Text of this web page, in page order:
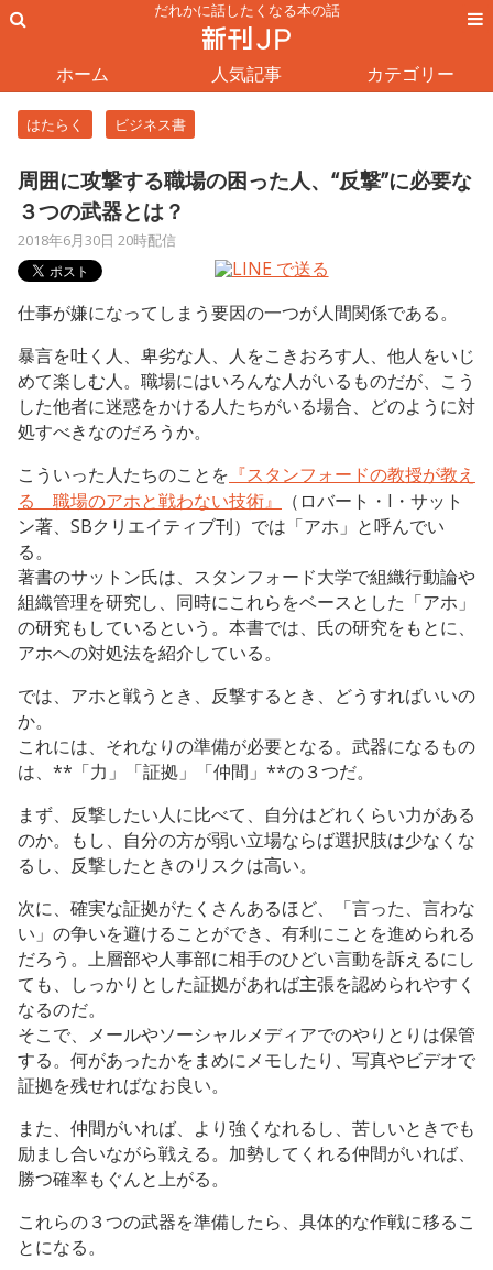
だれかに話したくなる本の話
ホーム 人気記事 カテゴリー
はたらく ビジネス書
周囲に攻撃する職場の困った人、“反撃”に必要な
３つの武器とは？
2018年6月30日 20時配信
仕事が嫌になってしまう要因の一つが人間関係である。
暴言を吐く人、卑劣な人、人をこきおろす人、他人をいじ
めて楽しむ人。職場にはいろんな人がいるものだが、こう
した他者に迷惑をかける人たちがいる場合、どのように対
処すべきなのだろうか。
こういった人たちのことを 『スタンフォードの教授が教え
る 職場のアホと戦わない技術』
（ロバート・I・サット
ン著、SBクリエイティブ刊）では「アホ」と呼んでい
る。
著書のサットン氏は、スタンフォード大学で組織行動論や
組織管理を研究し、同時にこれらをベースとした「アホ」
の研究もしているという。本書では、氏の研究をもとに、
アホへの対処法を紹介している。
では、アホと戦うとき、反撃するとき、どうすればいいの
か。
これには、それなりの準備が必要となる。武器になるもの
は、**「力」「証拠」「仲間」**の３つだ。
まず、反撃したい人に比べて、自分はどれくらい力がある
のか。もし、自分の方が弱い立場ならば選択肢は少なくな
るし、反撃したときのリスクは高い。
次に、確実な証拠がたくさんあるほど、「言った、言わな
い」の争いを避けることができ、有利にことを進められる
だろう。上層部や人事部に相手のひどい言動を訴えるにし
ても、しっかりとした証拠があれば主張を認められやすく
なるのだ。
そこで、メールやソーシャルメディアでのやりとりは保管
する。何があったかをまめにメモしたり、写真やビデオで
証拠を残せればなお良い。
また、仲間がいれば、より強くなれるし、苦しいときでも
励まし合いながら戦える。加勢してくれる仲間がいれば、
勝つ確率もぐんと上がる。
これらの３つの武器を準備したら、具体的な作戦に移るこ
とになる。